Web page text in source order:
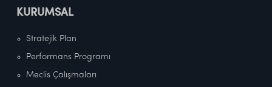
KURUMSAL
Stratejik Plan
Performans Programı
Meclis Çalışmaları